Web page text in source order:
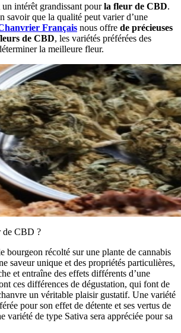
intérêt grandissant pourla fleur de CBD.
savoir que la qualité peut varier d’une
Français nous offre de précieuses
de CBD, les variétés préférées des
la meilleure fleur.
de CBD ?
bourgeon récolté sur une plante de cannabis
saveur unique et des propriétés particulières,
et entraîne des effets différents d’une
ces différences de dégustation, qui font de
un véritable plaisir gustatif. Une variété
pour son effet de détente et ses vertus de
variété de type Sativa sera appréciée pour sa